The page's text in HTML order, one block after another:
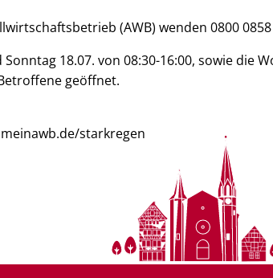
(AWB) wenden 0800
18.07. von 08:30-16:00, sowie die
geöffnet.
starkregen